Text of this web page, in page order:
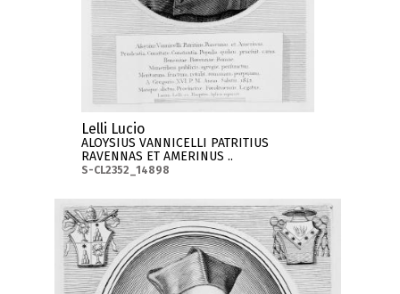
Lelli Lucio
ALOYSIUS VANNICELLI PATRITIUS
RAVENNAS ET AMERINUS ..
S-CL2352_14898